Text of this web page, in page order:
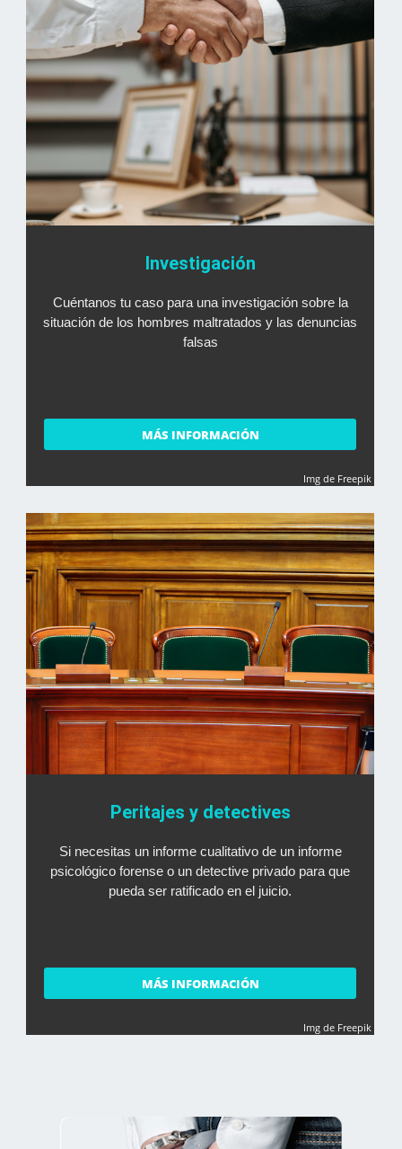
Investigación
Cuéntanos tu caso para una investigación sobre la
situación de los hombres maltratados y las denuncias
falsas
MÁS INFORMACIÓN
Img de Freepik
Peritajes y detectives
Si necesitas un informe cualitativo de un informe
psicológico forense o un detective privado para que
pueda ser ratificado en el juicio.
MÁS INFORMACIÓN
Img de Freepik